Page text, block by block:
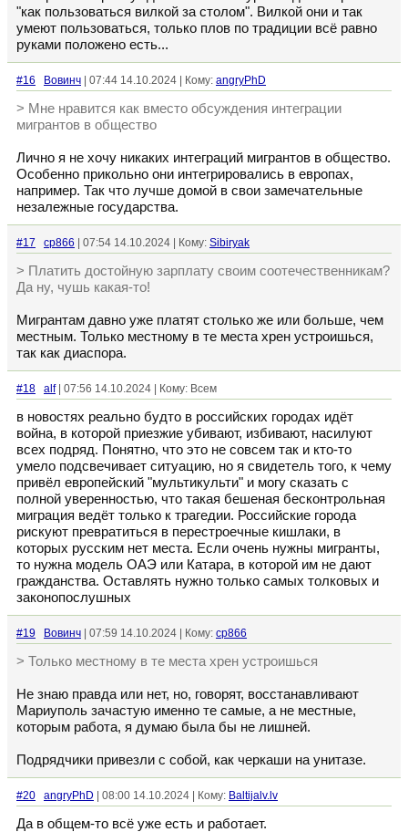
"как пользоваться вилкой за столом". Вилкой они и так
умеют пользоваться, только плов по традиции всё равно
руками положено есть...
#16 Вовинч | 07:44 14.10.2024 | Кому: angryPhD
> Мне нравится как вместо обсуждения интеграции
мигрантов в общество
Лично я не хочу никаких интеграций мигрантов в общество.
Особенно прикольно они интегрировались в европах,
например. Так что лучше домой в свои замечательные
незалежные государства.
#17 cp866 | 07:54 14.10.2024 | Кому: Sibiryak
> Платить достойную зарплату своим соотечественникам?
Да ну, чушь какая-то!
Мигрантам давно уже платят столько же или больше, чем
местным. Только местному в те места хрен устроишься,
так как диаспора.
#18 alf| 07:56 14.10.2024 | Кому: Всем
в новостях реально будто в российских городах идёт
война, в которой приезжие убивают, избивают, насилуют
всех подряд. Понятно, что это не совсем так и кто-то
умело подсвечивает ситуацию, но я свидетель того, к чему
привёл европейский "мультикульти" и могу сказать с
полной уверенностью, что такая бешеная бесконтрольная
миграция ведёт только к трагедии. Российские города
рискуют превратиться в перестроечные кишлаки, в
которых русским нет места. Если очень нужны мигранты,
то нужна модель ОАЭ или Катара, в которой им не дают
гражданства. Оставлять нужно только самых толковых и
законопослушных
#19 Вовинч | 07:59 14.10.2024 | Кому: cp866
> Только местному в те места хрен устроишься
Не знаю правда или нет, но, говорят, восстанавливают
Мариуполь зачастую именно те самые, а не местные,
которым работа, я думаю была бы не лишней.
Подрядчики привезли с собой, как черкаши на унитазе.
#20 angryPhD | 08:00 14.10.2024 | Кому: Baltijalv.lv
Да в общем-то всё уже есть и работает.